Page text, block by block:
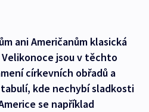
ani Američanům klasická
jsou v těchto
církevních obřadů a
kde nechybí sladkosti
se například